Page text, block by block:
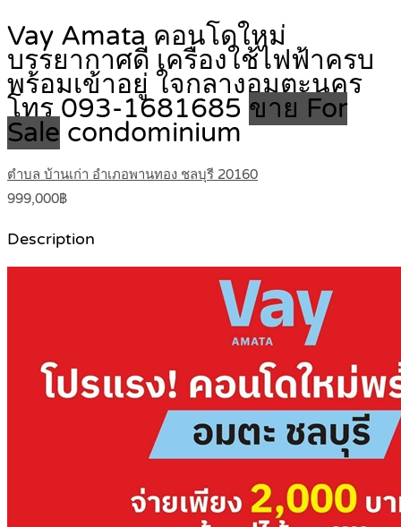
Vay Amata คอนโดใหม่
บรรยากาศดี เครื่องใช้ไฟฟ้าครบ
พร้อมเข้าอยู่ ใจกลางอมตะนคร
โทร 093-1681685 ขาย For
Sale condominium
ตำบล บ้านเก่า อำเภอพานทอง ชลบุรี 20160
999,000฿
Description